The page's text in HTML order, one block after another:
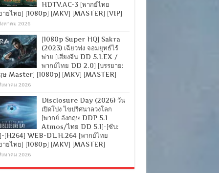
HDTV.AC-3 [พากย์ไทย
ายไทย] [1080p] [MKV] [MASTER] [VIP]
งหาคม 2026
[1080p Super HQ] Sakra
(2023) เฉียวฟง จอมยุทธ์ไร้
พ่าย [เสียงจีน DD 5.1.EX /
พากย์ไทย DD 2.0] [บรรยาย:
ษ Master] [1080p] [MKV] [MASTER]
งหาคม 2026
Disclosure Day (2026) วัน
เปิดโปง ไขปริศนาลวงโลก
[พากย์ อังกฤษ DDP 5.1
Atmos/ไทย DD 5.1]-[ซับ:
[H264] WEB-DL.H.264 [พากย์ไทย
ายไทย] [1080p] [MKV] [MASTER]
งหาคม 2026